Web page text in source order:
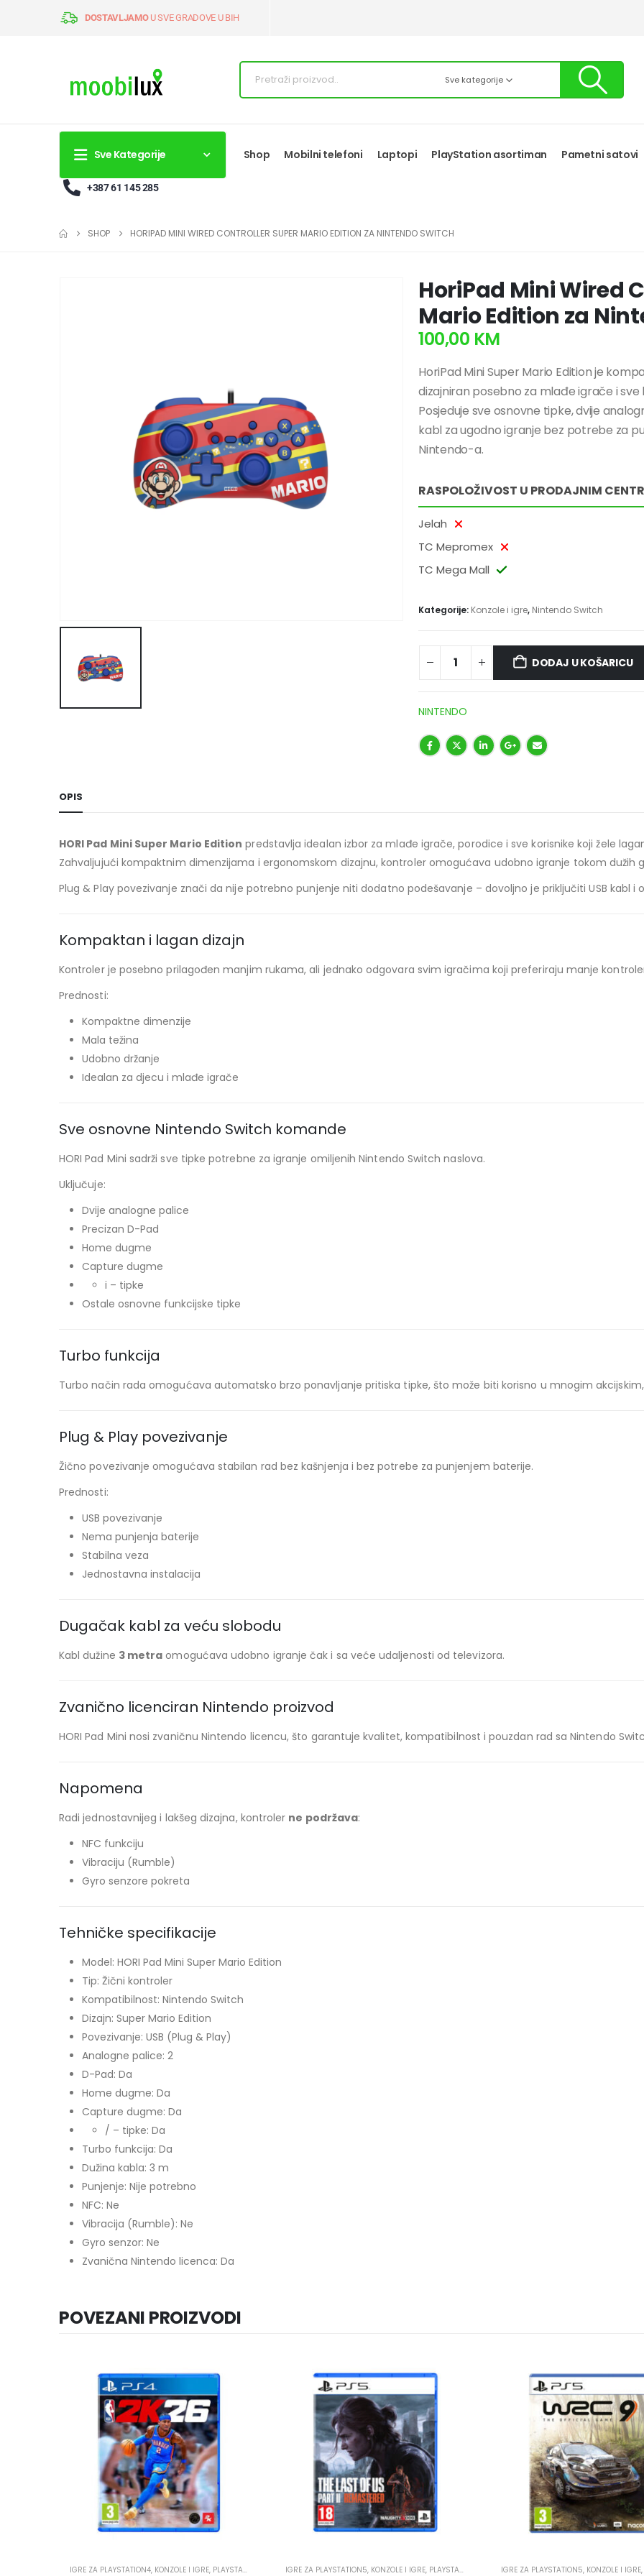
DOSTAVLJAMOU SVE GRADOVE U BIH
Sve kategorije
Sve Kategorije Shop Mobilni telefoni Laptopi PlayStation asortiman Pametni satovi
+387 61 145 285
SHOP HORIPAD MINI WIRED CONTROLLER SUPER MARIO EDITION ZA NINTENDO SWITCH
HoriPad Mini Wired
Mario Edition za
100,00 KM
HoriPad Mini Super Mario Edition je
dizajniran posebno za mlađe igrače i
Posjeduje sve osnovne tipke, dvije
kabl za ugodno igranje bez potrebe za
Nintendo-a.
RASPOLOŽIVOST U PRODAJNIM
Jelah
TC Mepromex
TC Mega Mall
Kategorije: Konzole i igre, Nintendo Switch
DODAJ U KOŠARICU
NINTENDO
OPIS
HORI Pad Mini Super Mario Edition predstavlja idealan izbor za mlađe igrače, porodice i sve korisnike koji žele
Zahvaljujući kompaktnim dimenzijama i ergonomskom dizajnu, kontroler omogućava udobno igranje tokom dužih
Plug & Play povezivanje znači da nije potrebno punjenje niti dodatno podešavanje – dovoljno je priključiti USB kabl i
Kompaktan i lagan dizajn
Kontroler je posebno prilagođen manjim rukama, ali jednako odgovara svim igračima koji preferiraju manje
Prednosti:
Kompaktne dimenzije
Mala težina
Udobno držanje
Idealan za djecu i mlađe igrače
Sve osnovne Nintendo Switch komande
HORI Pad Mini sadrži sve tipke potrebne za igranje omiljenih Nintendo Switch naslova.
Uključuje:
Dvije analogne palice
Precizan D-Pad
Home dugme
Capture dugme
i – tipke
Ostale osnovne funkcijske tipke
Turbo funkcija
Turbo način rada omogućava automatsko brzo ponavljanje pritiska tipke, što može biti korisno u mnogim
Plug & Play povezivanje
Žično povezivanje omogućava stabilan rad bez kašnjenja i bez potrebe za punjenjem baterije.
Prednosti:
USB povezivanje
Nema punjenja baterije
Stabilna veza
Jednostavna instalacija
Dugačak kabl za veću slobodu
Kabl dužine 3 metra omogućava udobno igranje čak i sa veće udaljenosti od televizora.
Zvanično licenciran Nintendo proizvod
HORI Pad Mini nosi zvaničnu Nintendo licencu, što garantuje kvalitet, kompatibilnost i pouzdan rad sa Nintendo
Napomena
Radi jednostavnijeg i lakšeg dizajna, kontroler ne podržava:
NFC funkciju
Vibraciju (Rumble)
Gyro senzore pokreta
Tehničke specifikacije
Model: HORI Pad Mini Super Mario Edition
Tip: Žični kontroler
Kompatibilnost: Nintendo Switch
Dizajn: Super Mario Edition
Povezivanje: USB (Plug & Play)
Analogne palice: 2
D-Pad: Da
Home dugme: Da
Capture dugme: Da
/ – tipke: Da
Turbo funkcija: Da
Dužina kabla: 3 m
Punjenje: Nije potrebno
NFC: Ne
Vibracija (Rumble): Ne
Gyro senzor: Ne
Zvanična Nintendo licenca: Da
POVEZANI PROIZVODI
IGRE ZA PLAYSTATION4, KONZOLE I IGRE, PLAYSTATION IGRE ZA PLAYSTATION5, KONZOLE I IGRE, PLAYSTATION IGRE ZA PLAYSTATION5, KONZOLE I IGRE,